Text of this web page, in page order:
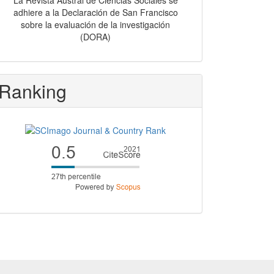
adhiere a la Declaración de San Francisco
sobre la evaluación de la investigación
(DORA)